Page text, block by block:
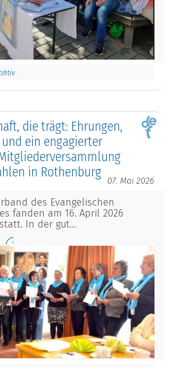
die trägt: Ehrungen,
ein engagierter
in Rothenburg
07. Mai 2026
des Evangelischen
fanden am 16. April 2026
In der gut…